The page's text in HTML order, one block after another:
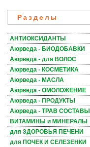
Разделы
АНТИОКСИДАНТЫ
Аюрведа - БИОДОБАВКИ
Аюрведа - для ВОЛОС
Аюрведа - КОСМЕТИКА
Аюрведа - МАСЛА
Аюрведа - ОМОЛОЖЕНИЕ
Аюрведа - ПРОДУКТЫ
Аюрведа - ТРАВ СОСТАВЫ
ВИТАМИНЫ и МИНЕРАЛЫ
для ЗДОРОВЬЯ ПЕЧЕНИ
для ПОЧЕК И СЕЛЕЗЕНКИ